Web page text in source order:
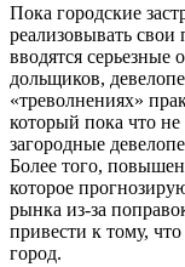
Пока городские
реализовывать свои
вводятся
дольщиков,
«треволнениях»
который пока что
загородные
Более того,
которое
рынка из-за
привести к тому,
город.